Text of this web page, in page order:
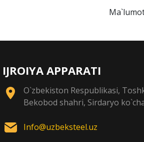
IJROIYA APPARATI
O`zbekiston Respublikasi,
Bekobod shahri, Sirdaryo
Info@uzbeksteel.uz